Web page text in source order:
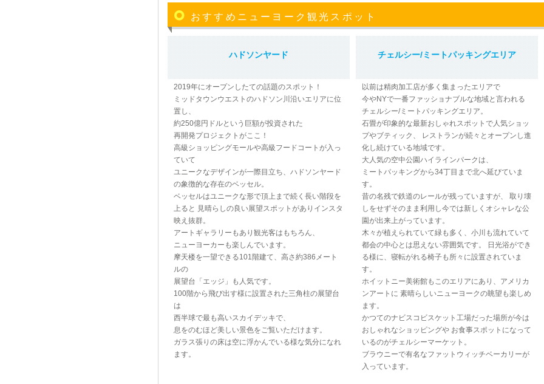
おすすめニューヨーク観光スポット
ハドソンヤード
2019年にオープンしたての話題のスポット！
ミッドタウンウエストのハドソン川沿いエリアに位
置し、
約250億円ドルという巨額が投資された
再開発プロジェクトがここ！
高級ショッピングモールや高級フードコートが入っ
ていて
ユニークなデザインが一際目立ち、ハドソンヤード
の象徴的な存在のベッセル。
ベッセルはユニークな形で頂上まで続く長い階段を
上ると 見晴らしの良い展望スポットがありインスタ
映え抜群。
アートギャラリーもあり観光客はもちろん、
ニューヨーカーも楽しんでいます。
摩天楼を一望できる101階建て、高さ約386メート
ルの
展望台「エッジ」も人気です。
100階から飛び出す様に設置された三角柱の展望台
は
西半球で最も高いスカイデッキで、
息をのむほど美しい景色をご覧いただけます。
ガラス張りの床は空に浮かんでいる様な気分になれ
ます。
チェルシー/ミートパッキングエリア
以前は精肉加工店が多く集まったエリアで
今やNYで一番ファッショナブルな地域と言われる
チェルシー/ミートパッキングエリア。
石畳が印象的な最新おしゃれスポットで人気ショッ
プやブティック、 レストランが続々とオープンし進
化し続けている地域です。
大人気の空中公園ハイラインパークは、
ミートパッキングから34丁目まで北へ延びていま
す。
昔の名残で鉄道のレールが残っていますが、 取り壊
しをせずそのまま利用し今では新しくオシャレな公
園が出来上がっています。
木々が植えられていて緑も多く、小川も流れていて
都会の中心とは思えない雰囲気です。 日光浴ができ
る様に、寝転がれる椅子も所々に設置されていま
す。
ホイットニー美術館もこのエリアにあり、アメリカ
ンアートに 素晴らしいニューヨークの眺望も楽しめ
ます。
かつてのナビスコビスケット工場だった場所が今は
おしゃれなショッピングや お食事スポットになって
いるのがチェルシーマーケット。
ブラウニーで有名なファットウィッチベーカリーが
入っています。